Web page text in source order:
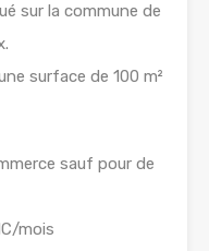
sur la commune de
surface de 100 m²
sauf pour de
mois